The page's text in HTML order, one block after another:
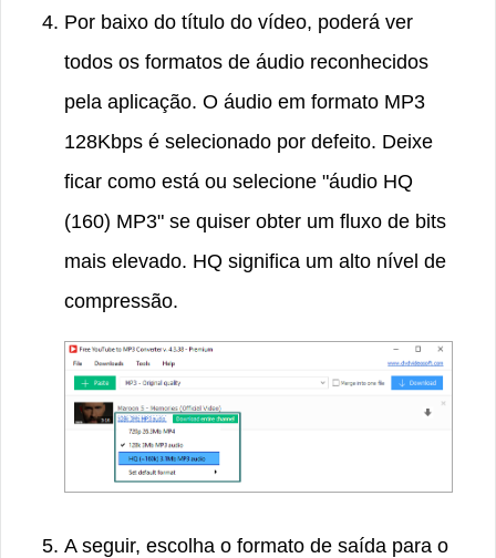
Por baixo do título do vídeo, poderá ver
todos os formatos de áudio reconhecidos
pela aplicação. O áudio em formato MP3
128Kbps é selecionado por defeito. Deixe
ficar como está ou selecione "áudio HQ
(160) MP3" se quiser obter um fluxo de bits
mais elevado. HQ significa um alto nível de
compressão.
A seguir, escolha o formato de saída para o